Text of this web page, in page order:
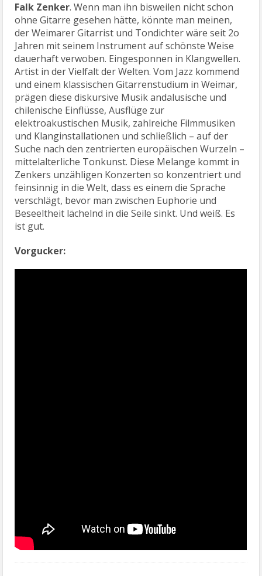
Falk Zenker. Wenn man ihn bisweilen nicht schon
ohne Gitarre gesehen hätte, könnte man meinen,
der Weimarer Gitarrist und Tondichter wäre seit 2o
Jahren mit seinem Instrument auf schönste Weise
dauerhaft verwoben. Eingesponnen in Klangwellen.
Artist in der Vielfalt der Welten. Vom Jazz kommend
und einem klassischen Gitarrenstudium in Weimar,
prägen diese diskursive Musik andalusische und
chilenische Einflüsse, Ausflüge zur
elektroakustischen Musik, zahlreiche Filmmusiken
und Klanginstallationen und schließlich – auf der
Suche nach den zentrierten europäischen Wurzeln –
mittelalterliche Tonkunst. Diese Melange kommt in
Zenkers unzähligen Konzerten so konzentriert und
feinsinnig in die Welt, dass es einem die Sprache
verschlägt, bevor man zwischen Euphorie und
Beseeltheit lächelnd in die Seile sinkt. Und weiß. Es
ist gut.
Vorgucker: